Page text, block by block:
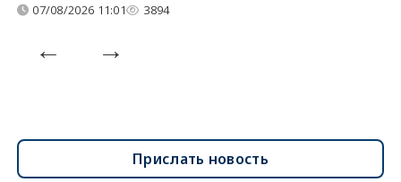
07/08/2026 11:01 3894
Прислать новость